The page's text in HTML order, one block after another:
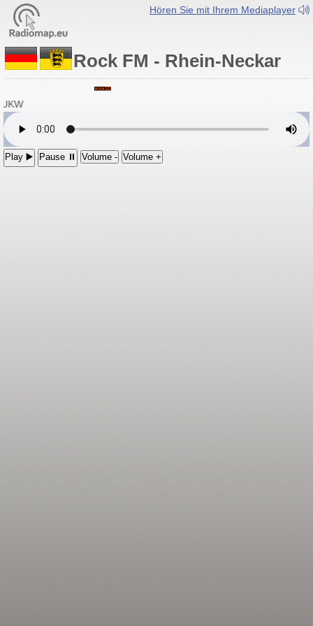
Hören Sie mit Ihrem Mediaplayer
Rock FM - Rhein-Neckar
Play ▶️ Pause ⏸ Volume - Volume +